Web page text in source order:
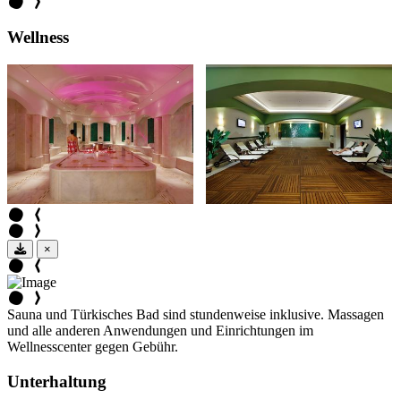
Wellness
×
Sauna und Türkisches Bad sind stundenweise inklusive. Massagen
und alle anderen Anwendungen und Einrichtungen im
Wellnesscenter gegen Gebühr.
Unterhaltung